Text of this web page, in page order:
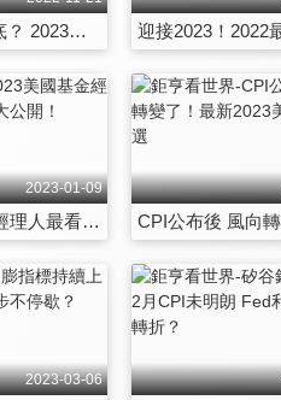
美股熊市已觸底？ 2023美股投資展望
2023-01-09
2023美國基金經理人最看好標的大公開！
2023-03-06